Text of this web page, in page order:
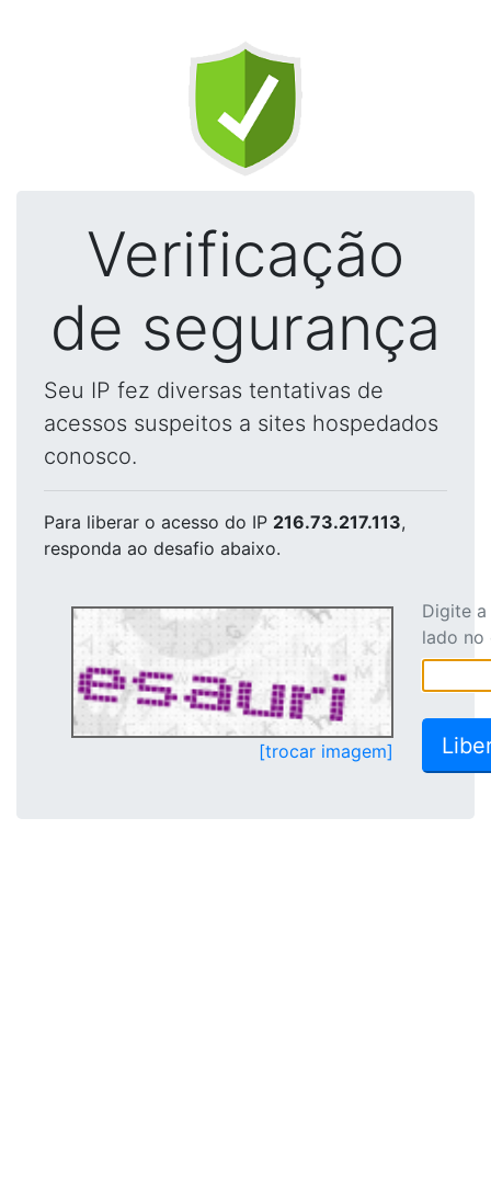
Verificação
de segurança
Seu IP fez diversas tentativas de
acessos suspeitos a sites hospedados
conosco.
Para liberar o acesso do IP 216.73.217.113,
responda ao desafio abaixo.
[trocar imagem]
Digite
lado no